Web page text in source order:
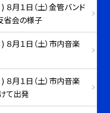
８月１日（土）金管バンド
省会の様子
８月１日（土）市内音楽
８月１日（土）市内音楽
て出発